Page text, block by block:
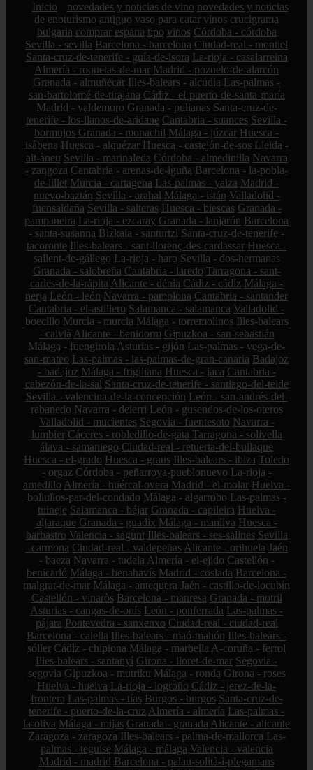
Inicio novedades y noticias de vino novedades y noticias
de enoturismo antiguo vaso para catar vinos crucigrama
bulgaria comprar espana tipo vinos Córdoba - córdoba
Sevilla - sevilla Barcelona - barcelona Ciudad-real - montiel
Santa-cruz-de-tenerife - guía-de-isora La-rioja - casalarreina
Almería - roquetas-de-mar Madrid - pozuelo-de-alarcón
Granada - almuñécar Illes-balears - alcúdia Las-palmas -
san-bartolomé-de-tirajana Cádiz - el-puerto-de-santa-maría
Madrid - valdemoro Granada - pulianas Santa-cruz-de-
tenerife - los-llanos-de-aridane Cantabria - suances Sevilla -
bormujos Granada - monachil Málaga - júzcar Huesca -
isábena Huesca - alquézar Huesca - castejón-de-sos Lleida -
alt-àneu Sevilla - marinaleda Córdoba - almedinilla Navarra
- zangoza Cantabria - arenas-de-iguña Barcelona - la-pobla-
de-lillet Murcia - cartagena Las-palmas - yaiza Madrid -
nuevo-baztán Sevilla - arahal Málaga - istán Valladolid -
fuensaldaña Sevilla - salteras Huesca - biescas Granada -
pampaneira La-rioja - ezcaray Granada - lanjarón Barcelona
- santa-susanna Bizkaia - santurtzi Santa-cruz-de-tenerife -
tacoronte Illes-balears - sant-llorenç-des-cardassar Huesca -
sallent-de-gállego La-rioja - haro Sevilla - dos-hermanas
Granada - salobreña Cantabria - laredo Tarragona - sant-
carles-de-la-ràpita Alicante - dénia Cádiz - cádiz Málaga -
nerja León - león Navarra - pamplona Cantabria - santander
Cantabria - el-astillero Salamanca - salamanca Valladolid -
boecillo Murcia - murcia Málaga - torremolinos Illes-balears
- calvià Alicante - benidorm Gipuzkoa - san-sebastián
Málaga - fuengirola Asturias - gijón Las-palmas - vega-de-
san-mateo Las-palmas - las-palmas-de-gran-canaria Badajoz
- badajoz Málaga - frigiliana Huesca - jaca Cantabria -
cabezón-de-la-sal Santa-cruz-de-tenerife - santiago-del-teide
Sevilla - valencina-de-la-concepción León - san-andrés-del-
rabanedo Navarra - deierri León - gusendos-de-los-oteros
Valladolid - mucientes Segovia - fuentesoto Navarra -
lumbier Cáceres - robledillo-de-gata Tarragona - solivella
álava - samaniego Ciudad-real - retuerta-del-bullaque
Huesca - el-grado Huesca - graus Illes-balears - ibiza Toledo
- orgaz Córdoba - peñarroya-pueblonuevo La-rioja -
arnedillo Almería - huércal-overa Madrid - el-molar Huelva -
bollullos-par-del-condado Málaga - algarrobo Las-palmas -
tuineje Salamanca - béjar Granada - capileira Huelva -
aljaraque Granada - guadix Málaga - manilva Huesca -
barbastro Valencia - sagunt Illes-balears - ses-salines Sevilla
- carmona Ciudad-real - valdepeñas Alicante - orihuela Jaén
- baeza Navarra - tudela Almería - el-ejido Castellón -
benicarló Málaga - benahavís Madrid - coslada Barcelona -
malgrat-de-mar Málaga - antequera Jaén - castillo-de-locubín
Castellón - vinaròs Barcelona - manresa Granada - motril
Asturias - cangas-de-onís León - ponferrada Las-palmas -
pájara Pontevedra - sanxenxo Ciudad-real - ciudad-real
Barcelona - calella Illes-balears - maó-mahón Illes-balears -
sóller Cádiz - chipiona Málaga - marbella A-coruña - ferrol
Illes-balears - santanyí Girona - lloret-de-mar Segovia -
segovia Gipuzkoa - mutriku Málaga - ronda Girona - roses
Huelva - huelva La-rioja - logroño Cádiz - jerez-de-la-
frontera Las-palmas - tías Burgos - burgos Santa-cruz-de-
tenerife - puerto-de-la-cruz Almería - almería Las-palmas -
la-oliva Málaga - mijas Granada - granada Alicante - alicante
Zaragoza - zaragoza Illes-balears - palma-de-mallorca Las-
palmas - teguise Málaga - málaga Valencia - valencia
Madrid - madrid Barcelona - palau-solità-i-plegamans